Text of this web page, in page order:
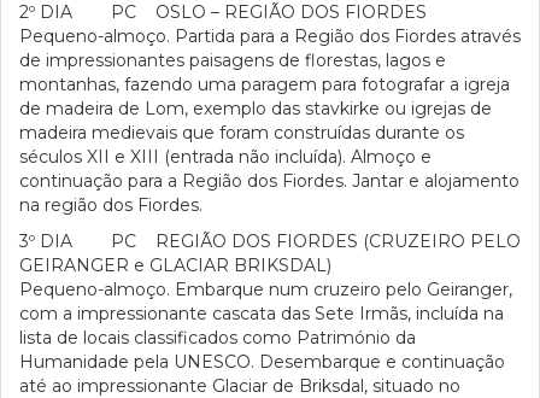
2º DIA PC OSLO – REGIÃO DOS FIORDES
Pequeno-almoço. Partida para a Região dos Fiordes através
de impressionantes paisagens de florestas, lagos e
montanhas, fazendo uma paragem para fotografar a igreja
de madeira de Lom, exemplo das stavkirke ou igrejas de
madeira medievais que foram construídas durante os
séculos XII e XIII (entrada não incluída). Almoço e
continuação para a Região dos Fiordes. Jantar e alojamento
na região dos Fiordes.
3º DIA PC REGIÃO DOS FIORDES (CRUZEIRO PELO
GEIRANGER e GLACIAR BRIKSDAL)
Pequeno-almoço. Embarque num cruzeiro pelo Geiranger,
com a impressionante cascata das Sete Irmãs, incluída na
lista de locais classificados como Património da
Humanidade pela UNESCO. Desembarque e continuação
até ao impressionante Glaciar de Briksdal, situado no